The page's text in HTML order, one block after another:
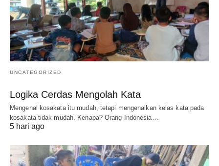
UNCATEGORIZED
Logika Cerdas Mengolah Kata
Mengenal kosakata itu mudah, tetapi mengenalkan kelas kata pada
kosakata tidak mudah. Kenapa? Orang Indonesia…
5 hari ago